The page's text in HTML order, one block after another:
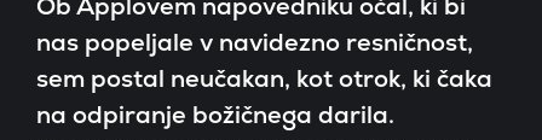
nas popeljale v navidezno resničnost,
sem postal neučakan, kot otrok, ki čaka
na odpiranje božičnega darila.